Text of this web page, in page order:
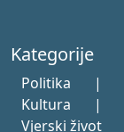
Kategorije
Politika |
Kultura
|
Vjerski život